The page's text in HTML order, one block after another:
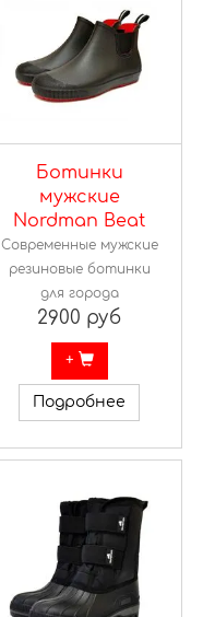
Ботинки
мужские
Nordman Beat
Современные мужские
резиновые ботинки
для города
2900 руб
+
Подробнее